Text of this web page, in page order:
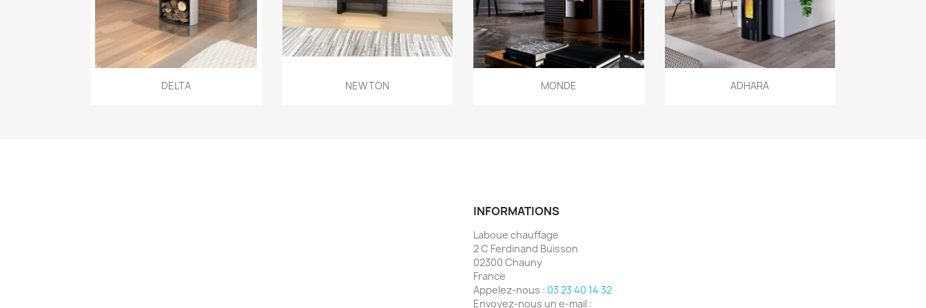
Aperçu rapide
DELTA Aperçu rapide
NEWTON Aperçu rapide
MONDE Aperçu rapide
ADHARA
INFORMATIONS
Laboue chauffage
2 C Ferdinand Buisson
02300 Chauny
France
Appelez-nous : 03 23 40 14 32
Envoyez-nous un e-mail :